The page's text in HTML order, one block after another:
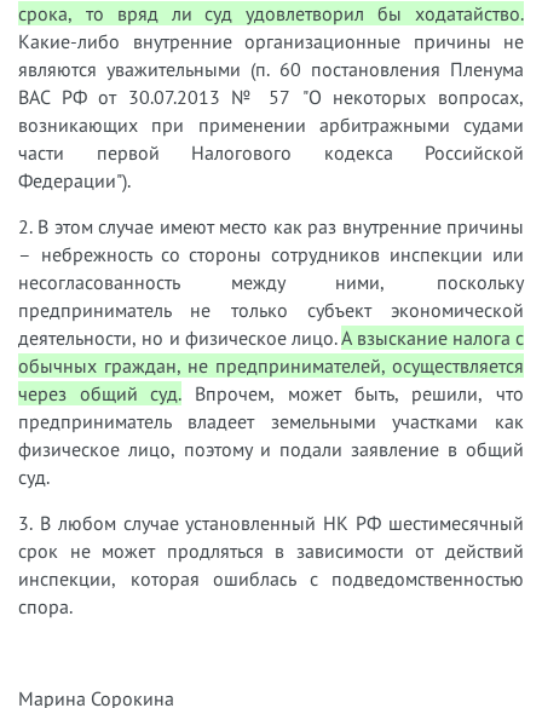
срока, то вряд ли суд удовлетворил бы ходатайство.
Какие-либо внутренние организационные причины не
являются уважительными (п. 60 постановления Пленума
ВАС РФ от 30.07.2013 № 57 "О некоторых вопросах,
возникающих при применении арбитражными судами
части первой Налогового кодекса Российской
Федерации").
2. В этом случае имеют место как раз внутренние причины
– небрежность со стороны сотрудников инспекции или
несогласованность между ними, поскольку
предприниматель не только субъект экономической
деятельности, но и физическое лицо.А взыскание налога с
обычных граждан, не предпринимателей, осуществляется
через общий суд. Впрочем, может быть, решили, что
предприниматель владеет земельными участками как
физическое лицо, поэтому и подали заявление в общий
суд.
3. В любом случае установленный НК РФ шестимесячный
срок не может продляться в зависимости от действий
инспекции, которая ошиблась с подведомственностью
спора.
Марина Сорокина